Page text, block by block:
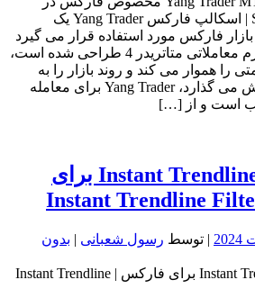
متاتریدر 4 اندیکاتور Scalp | اسکالپ فارکس Yang Trader یک
فارکس مورد استفاده قرار می گیرد
و در این نسخه برای پلتفرم معاملاتی متاتریدر 4 طراحی شده است،
را هموار می کند و روند بازار را به
خوبی شناسایی و به نمایش می گذارد، Yang Trader برای معامله
است و از […]
دانلود اندیکاتور Instant Trendline برای
| توسط رسول شعبانی | بدون